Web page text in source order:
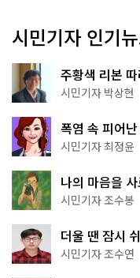
시민기자 인기
주황색 리본
서울둘레길 15
시민기자 박상현
폭염 속 피어
무 명소
시민기자 최정윤
나의 마음을
상작 공개!
시민기자 조수봉
더울 땐 잠시
·무더위쉼터까지
시민기자 조수연